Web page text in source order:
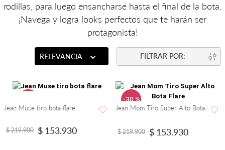
rodillas, para luego ensancharse hasta el final de la bota.
¡Navega y logra looks perfectos que te harán ser
protagonista!
RELEVANCIA
Jean Muse tiro bota flare
$ 219.900 $ 153.930
-30 %
$ 219.900 $ 153.930